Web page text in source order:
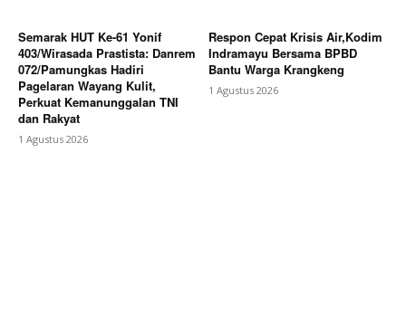
Semarak HUT Ke-61 Yonif
403/Wirasada Prastista: Danrem
072/Pamungkas Hadiri
Pagelaran Wayang Kulit,
Perkuat Kemanunggalan TNI
dan Rakyat
1 Agustus 2026
Respon Cepat Krisis Air,Kodim
Indramayu Bersama BPBD
Bantu Warga Krangkeng
1 Agustus 2026